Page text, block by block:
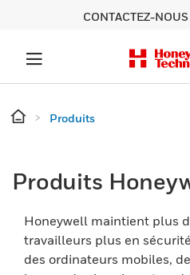
CONTACTEZ-NOUS
Produits
Produits
Honeywell maintient plus
travailleurs plus en
des ordinateurs mobiles,